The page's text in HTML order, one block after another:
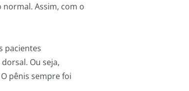
Assim, com o
pacientes
Ou seja,
pênis sempre foi